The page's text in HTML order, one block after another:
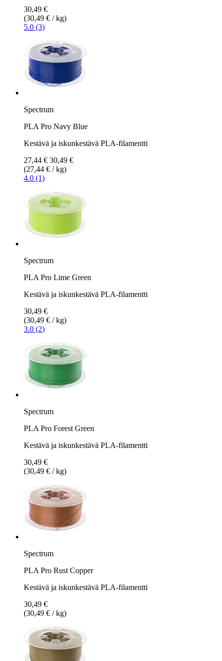
30,49 €
(30,49 € / kg)
5.0 (3)
Spectrum
PLA Pro Navy Blue
Kestävä ja iskunkestävä PLA-filamentti
27,44 € 30,49 €
(27,44 € / kg)
4.0 (1)
Spectrum
PLA Pro Lime Green
Kestävä ja iskunkestävä PLA-filamentti
30,49 €
(30,49 € / kg)
3.0 (2)
Spectrum
PLA Pro Forest Green
Kestävä ja iskunkestävä PLA-filamentti
30,49 €
(30,49 € / kg)
Spectrum
PLA Pro Rust Copper
Kestävä ja iskunkestävä PLA-filamentti
30,49 €
(30,49 € / kg)